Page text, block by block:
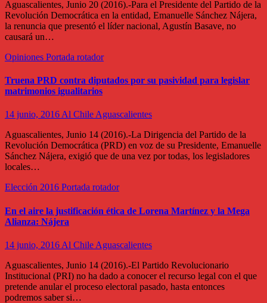
Aguascalientes, Junio 20 (2016).-Para el Presidente del Partido de la
Revolución Democrática en la entidad, Emanuelle Sánchez Nájera,
la renuncia que presentó el líder nacional, Agustín Basave, no
causará un…
Opiniones Portada rotador
Truena PRD contra diputados por su pasividad para legislar
matrimonios igualitarios
14 junio, 2016 Al Chile Aguascalientes
Aguascalientes, Junio 14 (2016).-La Dirigencia del Partido de la
Revolución Democrática (PRD) en voz de su Presidente, Emanuelle
Sánchez Nájera, exigió que de una vez por todas, los legisladores
locales…
Elección 2016 Portada rotador
En el aire la justificación ética de Lorena Martínez y la Mega
Alianza: Nájera
14 junio, 2016 Al Chile Aguascalientes
Aguascalientes, Junio 14 (2016).-El Partido Revolucionario
Institucional (PRI) no ha dado a conocer el recurso legal con el que
pretende anular el proceso electoral pasado, hasta entonces
podremos saber si…